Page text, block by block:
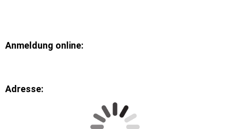
Anmeldung online:
Adresse: